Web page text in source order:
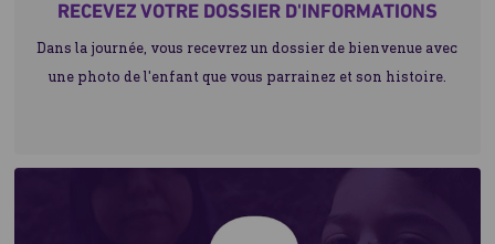
RECEVEZ VOTRE DOSSIER D'INFORMATIONS
Dans la journée, vous recevrez un dossier de bienvenue avec
une photo de l'enfant que vous parrainez et son histoire.